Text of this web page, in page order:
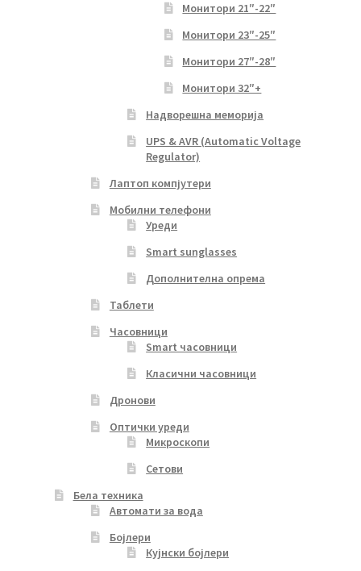
Монитори 21″-22″
Монитори 23″-25″
Монитори 27″-28″
Монитори 32″+
Надворешна меморија
UPS & AVR (Automatic Voltage
Regulator)
Лаптоп компјутери
Мобилни телефони
Уреди
Smart sunglasses
Дополнителна опрема
Таблети
Часовници
Smart часовници
Класични часовници
Дронови
Оптички уреди
Микроскопи
Сетови
Бела техника
Автомати за вода
Бојлери
Кујнски бојлери